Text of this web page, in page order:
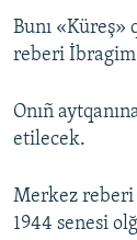
Bunı «Küreş»
reberi
Onıñ
etilecek.
Merkez reberi
1944 senesi